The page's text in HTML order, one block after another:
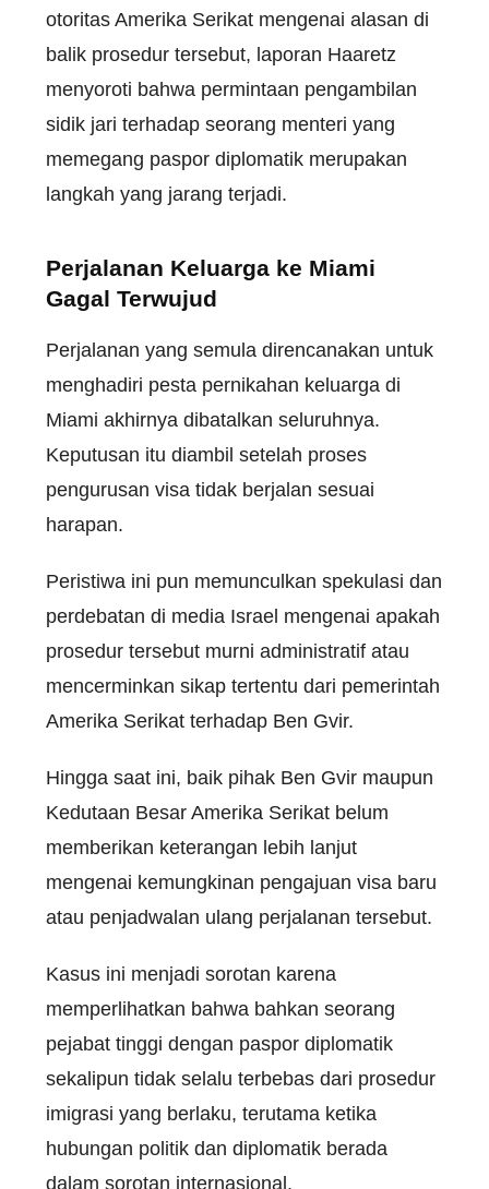
otoritas Amerika Serikat mengenai alasan di
balik prosedur tersebut, laporan Haaretz
menyoroti bahwa permintaan pengambilan
sidik jari terhadap seorang menteri yang
memegang paspor diplomatik merupakan
langkah yang jarang terjadi.
Perjalanan Keluarga ke Miami
Gagal Terwujud
Perjalanan yang semula direncanakan untuk
menghadiri pesta pernikahan keluarga di
Miami akhirnya dibatalkan seluruhnya.
Keputusan itu diambil setelah proses
pengurusan visa tidak berjalan sesuai
harapan.
Peristiwa ini pun memunculkan spekulasi dan
perdebatan di media Israel mengenai apakah
prosedur tersebut murni administratif atau
mencerminkan sikap tertentu dari pemerintah
Amerika Serikat terhadap Ben Gvir.
Hingga saat ini, baik pihak Ben Gvir maupun
Kedutaan Besar Amerika Serikat belum
memberikan keterangan lebih lanjut
mengenai kemungkinan pengajuan visa baru
atau penjadwalan ulang perjalanan tersebut.
Kasus ini menjadi sorotan karena
memperlihatkan bahwa bahkan seorang
pejabat tinggi dengan paspor diplomatik
sekalipun tidak selalu terbebas dari prosedur
imigrasi yang berlaku, terutama ketika
hubungan politik dan diplomatik berada
dalam sorotan internasional.